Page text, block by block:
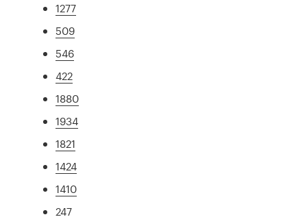
1277
509
546
422
1880
1934
1821
1424
1410
247